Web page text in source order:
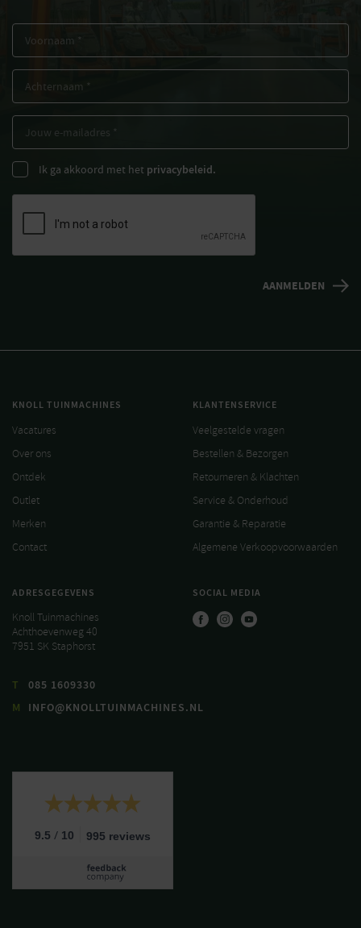
Ik ga akkoord met het privacybeleid.
KNOLL TUINMACHINES
Vacatures
Over ons
Ontdek
Outlet
Merken
Contact
KLANTENSERVICE
Veelgestelde vragen
Bestellen & Bezorgen
Retourneren & Klachten
Service & Onderhoud
Garantie & Reparatie
Algemene Verkoopvoorwaarden
ADRESGEGEVENS
Knoll Tuinmachines
Achthoevenweg 40
7951 SK Staphorst
T
085 1609330
M
INFO@KNOLLTUINMACHINES.NL
SOCIAL MEDIA
9.5 / 10 995 reviews